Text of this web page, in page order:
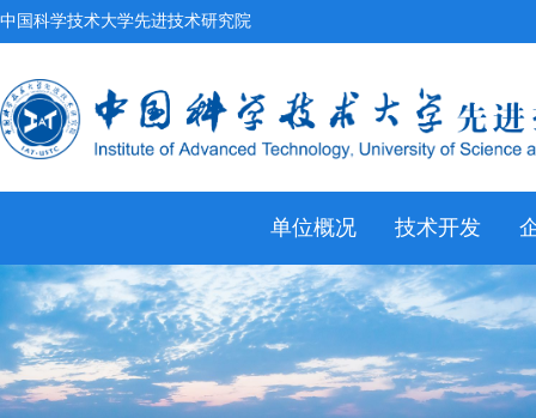
中国科学技术大学先进技术研究院
单位概况 技术开发